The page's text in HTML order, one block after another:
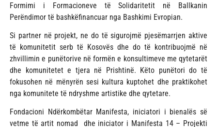
Formimi i Formacioneve të Solidaritetit në Ballkanin
Perëndimor të bashkëfinancuar nga Bashkimi Evropian.
Si partner në projekt, ne do të sigurojmë pjesëmarrjen aktive
të komunitetit serb të Kosovës dhe do të kontribuojmë në
zhvillimin e punëtorive në formën e konsultimeve me qytetarët
dhe komunitetet e tjera në Prishtinë. Këto punëtori do të
fokusohen në mënyrën sesi kultura kuptohet dhe praktikohet
nga komunitete të ndryshme artistike dhe qytetare.
Fondacioni Ndërkombëtar Manifesta, iniciatori i bienalës së
vetme të artit nomad dhe iniciator i Manifesta 14 – Projekti